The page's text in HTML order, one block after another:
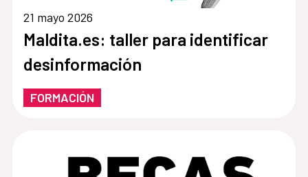
21 mayo 2026
Maldita.es: taller para identificar
desinformación
FORMACIÓN